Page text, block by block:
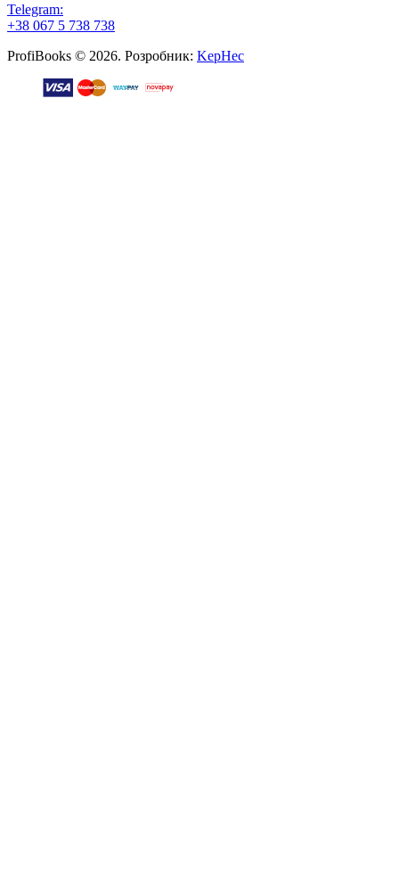
Telegram:
+38 067 5 738 738
ProfiBooks © 2026. Розробник: KepHec